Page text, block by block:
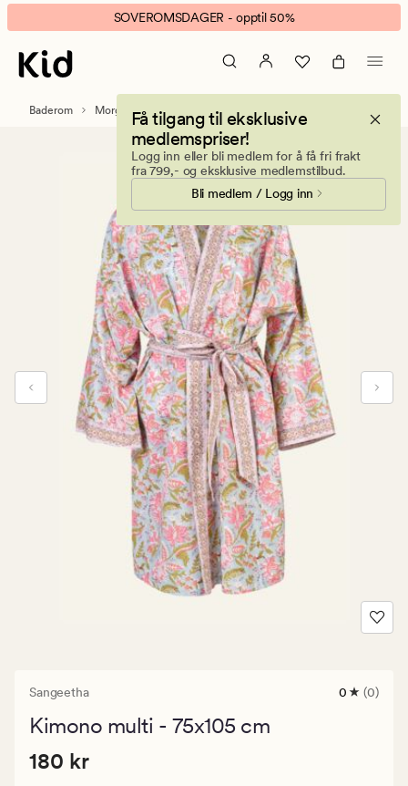
Sangeetha
kimono
multi
banner.
Klikk
ESCAPE
SOVEROMSDAGER - opptil 50%
Få tilgang til eksklusive
medlemspriser!
Logg inn eller bli medlem for å få fri frakt
fra 799,- og eksklusive medlemstilbud.
Bli medlem / Logg inn
Baderom Morgenkåper
Sangeetha
0
0 (0)
Kimono multi - 75x105 cm
Pris
Pris 180 kr
180 kr